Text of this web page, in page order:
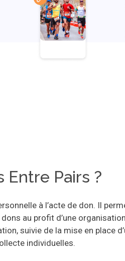
Entre Pairs ?
à l’acte de don. Il
au profit d’une organisation
suivie de la mise en place
individuelles.